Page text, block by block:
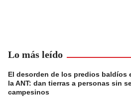
Lo más leído
El desorden de los predios baldíos
la ANT: dan tierras a personas sin
campesinos